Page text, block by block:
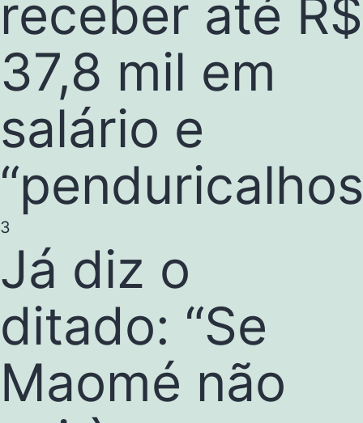
receber até R$
37,8 mil em
salário e
3
Já diz o
ditado: “Se
Maomé não